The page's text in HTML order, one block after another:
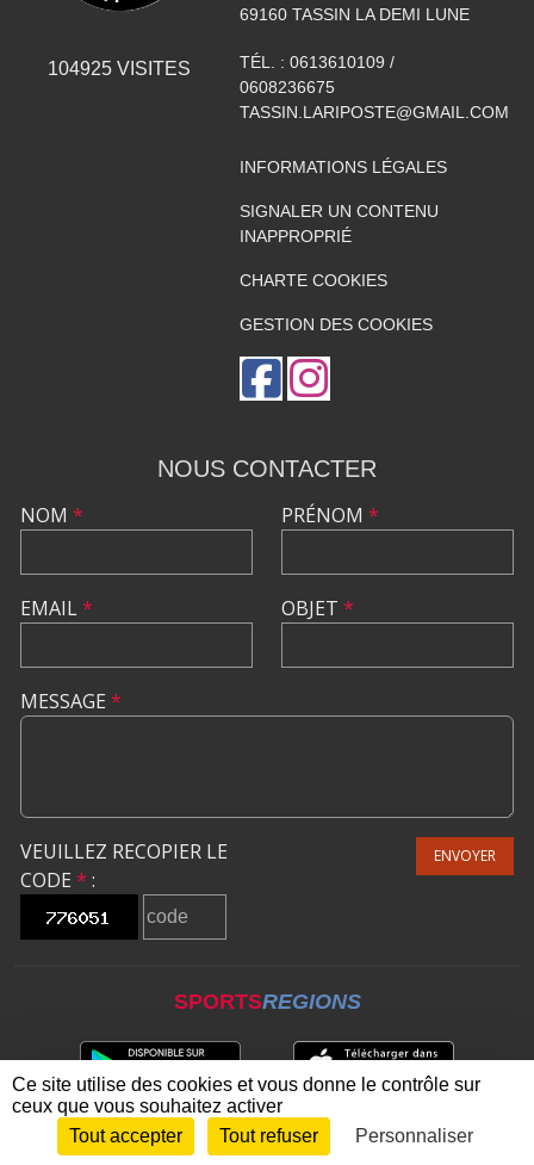
104925 VISITES
69160 TASSIN LA DEMI LUNE
TÉL. : 0613610109 /
0608236675
TASSIN.LARIPOSTE@GMAIL.COM
INFORMATIONS LÉGALES
SIGNALER UN CONTENU
INAPPROPRIÉ
CHARTE COOKIES
GESTION DES COOKIES
NOUS CONTACTER
NOM *
EMAIL*
PRÉNOM *
OBJET *
MESSAGE *
VEUILLEZ RECOPIER LE
CODE * :
ENVOYER
SPORTSREGIONS
Envie de participer ? CONNEXION
Ce site utilise des cookies et vous donne le contrôle sur
ceux que vous souhaitez activer
Tout accepter
Tout refuser Personnaliser